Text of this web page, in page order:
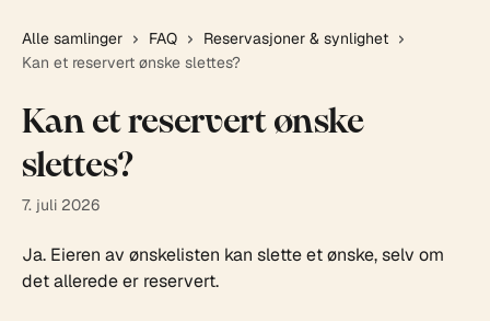
Alle samlinger FAQ
Reservasjoner & synlighet
Kan et reservert ønske slettes?
Kan et reservert ønske
slettes?
7. juli 2026
Ja. Eieren av ønskelisten kan slette et ønske, selv om
det allerede er reservert.